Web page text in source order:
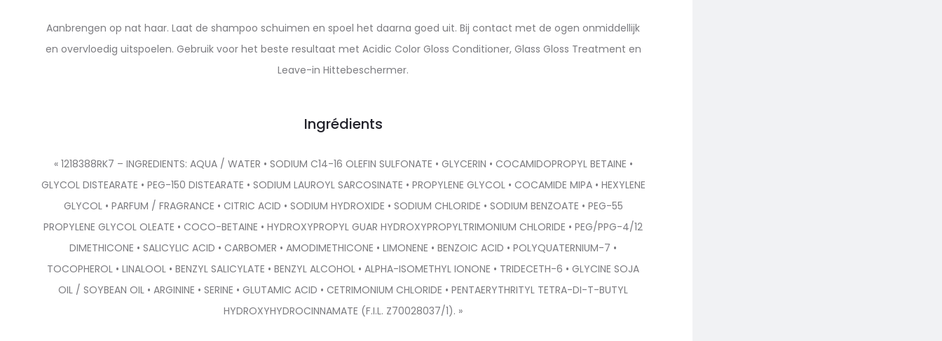
Aanbrengen op nat haar. Laat de shampoo schuimen en spoel het daarna goed uit. Bij contact met de ogen onmiddellijk
en overvloedig uitspoelen. Gebruik voor het beste resultaat met Acidic Color Gloss Conditioner, Glass Gloss Treatment en
Leave-in Hittebeschermer.
Ingrédients
« 1218388RK7 – INGREDIENTS: AQUA / WATER • SODIUM C14-16 OLEFIN SULFONATE • GLYCERIN • COCAMIDOPROPYL BETAINE •
GLYCOL DISTEARATE • PEG-150 DISTEARATE • SODIUM LAUROYL SARCOSINATE • PROPYLENE GLYCOL • COCAMIDE MIPA • HEXYLENE
GLYCOL • PARFUM / FRAGRANCE • CITRIC ACID • SODIUM HYDROXIDE • SODIUM CHLORIDE • SODIUM BENZOATE • PEG-55
PROPYLENE GLYCOL OLEATE • COCO-BETAINE • HYDROXYPROPYL GUAR HYDROXYPROPYLTRIMONIUM CHLORIDE • PEG/PPG-4/12
DIMETHICONE • SALICYLIC ACID • CARBOMER • AMODIMETHICONE • LIMONENE • BENZOIC ACID • POLYQUATERNIUM-7 •
TOCOPHEROL • LINALOOL • BENZYL SALICYLATE • BENZYL ALCOHOL • ALPHA-ISOMETHYL IONONE • TRIDECETH-6 • GLYCINE SOJA
OIL / SOYBEAN OIL • ARGININE • SERINE • GLUTAMIC ACID • CETRIMONIUM CHLORIDE • PENTAERYTHRITYL TETRA-DI-T-BUTYL
HYDROXYHYDROCINNAMATE (F.I.L. Z70028037/1). »